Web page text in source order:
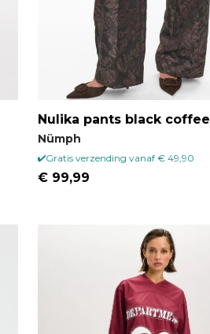
Nulika pants black coffee
Nümph
Gratis verzending vanaf € 49,90
€ 99,99